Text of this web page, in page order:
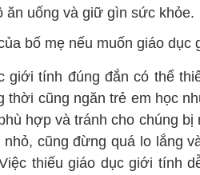
ăn uống và giữ gìn sức khỏe.
giới tính đúng đắn có thể
thời cũng ngăn trẻ em học
hợp và tránh cho chúng
cũng đừng quá lo lắng
thiếu giáo dục giới tính